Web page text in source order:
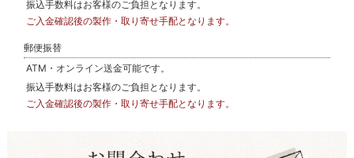
振込手数料はお客様のご負担となります。
ご入金確認後の製作・取り寄せ手配となります。
郵便振替
ATM・オンライン送金可能です。
振込手数料はお客様のご負担となります。
ご入金確認後の製作・取り寄せ手配となります。